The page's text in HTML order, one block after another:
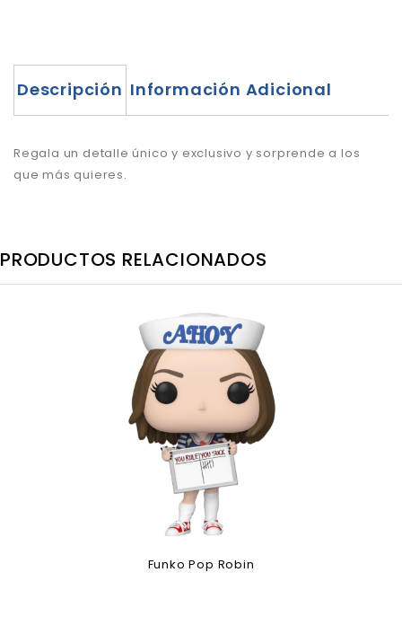
Descripción Información Adicional
Regala un detalle único y exclusivo y sorprende a los
que más quieres.
PRODUCTOS RELACIONADOS
Funko Pop Robin